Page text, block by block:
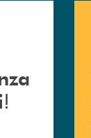
Contattaci !
!